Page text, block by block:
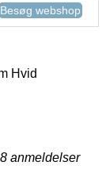
Besøg webshop
Hvid
anmeldelser